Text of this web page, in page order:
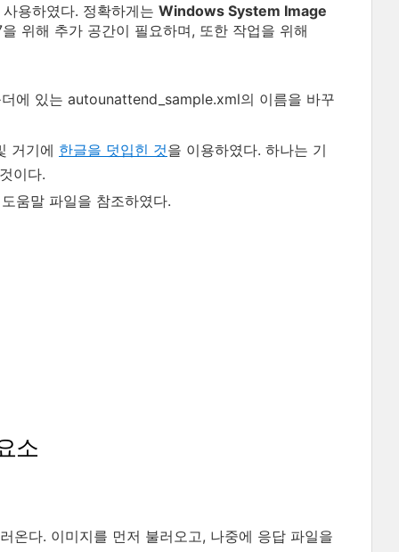
용하였다. 정확하게는 Windows System Image
위해 추가 공간이 필요하며, 또한 작업을 위해
에 있는 autounattend_sample.xml의 이름을 바꾸
거기에 한글을 덧입힌 것을 이용하였다. 하나는 기
이다.
움말 파일을 참조하였다.
소
온다. 이미지를 먼저 불러오고, 나중에 응답 파일을